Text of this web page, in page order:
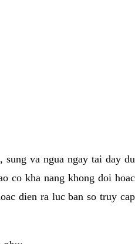
va ngua ngay tai day du
co kha nang khong doi hoac
dien ra luc ban so truy cap